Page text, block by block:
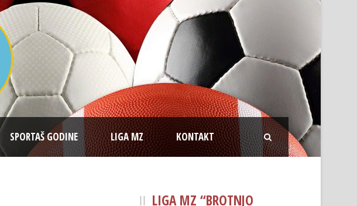
SPORTAŠ GODINE LIGA MZ KONTAKT
LIGA MZ “BROTNJO